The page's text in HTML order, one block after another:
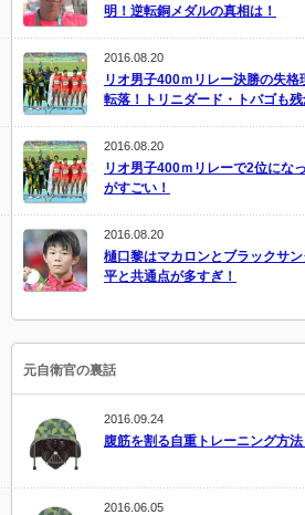
明！逆転銅メダルの真相は！
2016.08.20
リオ男子400ｍリレー決勝の失
転落！トリニダード・トバゴも残
2016.08.20
リオ男子400ｍリレーで2位にな
がすごい！
2016.08.20
樋口黎はマカロンとブラックサ
平と共通点が多すぎ！
元自衛官の裏話
2016.09.24
腹筋を割る自重トレーニング方
2016.06.05